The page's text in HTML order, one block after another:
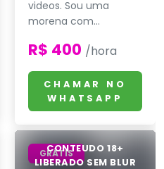
videos. Sou uma
morena com...
R$ 400 /hora
CHAMAR NO
WHATSAPP
GRÁTIS